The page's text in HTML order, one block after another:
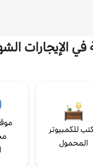
في الإيجارات
للكمبيوتر
المحمول